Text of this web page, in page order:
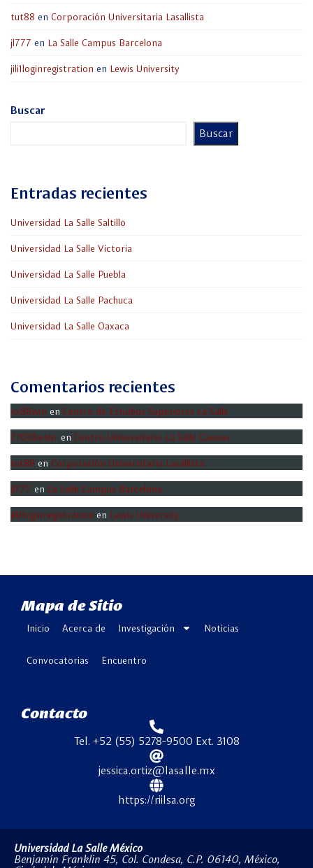
tut88 en Corporación Universitaria Lasallista
jl777 en La Salle Campus Barcelona
jili1loginregistration en Lewis University
Buscar
Buscar
Entradas recientes
Universidad La Salle Saltillo
Universidad La Salle Victoria
Universidad La Salle Puebla
Universidad La Salle Pachuca
Universidad La Salle Oaxaca
Comentarios recientes
xx88win en Centro de Estudios Superiores La Salle
7700betbr en Centro Universitario La Salle Canoas
tut88 en Corporación Universitaria Lasallista
jl777 en La Salle Campus Barcelona
jili1loginregistration en Lewis University
Mapa de Sitio
Inicio Acerca de Investigación Noticias
Convocatorias Encuentro
Contacto
Tel. +52 (55) 5278-9500 Ext. 3108
jessica.ortiz@lasalle.mx
https://riilsa.org
Universidad La Salle México
Benjamín Franklin 45, Col. Condesa, C.P. 06140, México,